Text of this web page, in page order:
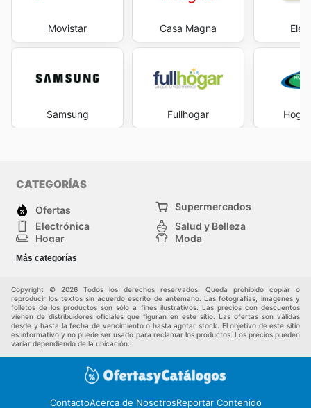
Movistar
Samsung
Casa Magna
Fullhogar
CATEGORÍAS
Ofertas
Supermercados
Electrónica
Salud y Belleza
Hogar
Moda
Herramientas y jardinería
Infancia
Más categorías
Copyright © 2026 Todos los derechos reservados. Queda prohibido copiar o
reproducir los textos sin acuerdo escrito de antemano. Las fotografías, imágenes y
folletos de los productos son sólo a fines ilustrativos. Las precios con descuentos
vienen de distribuidores oficiales que figuran en este sitio. Las ofertas son válidas
desde y hasta la fecha de vencimiento o hasta agotar stock. El objetivo de este sitio
es informativo y no puede ser usado para reclamar los productos. Los precios pueden
variar dependiendo de la ubicación.
ContactoAcerca de NosotrosReportar Contenido